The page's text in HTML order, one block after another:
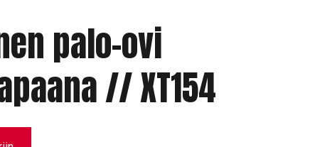
palo-ovi
// XT154